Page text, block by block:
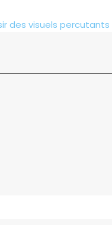
des visuels